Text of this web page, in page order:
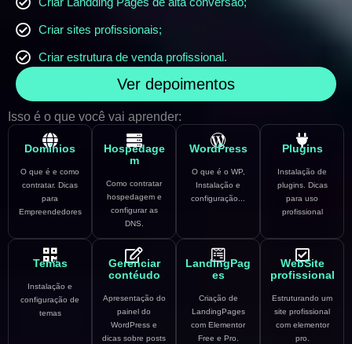
Criar sites profissionais;
Criar estrutura de venda profissional.
Ver depoimentos
Isso é o que você vai aprender:
Domínios
O que é e como
contratar. Dicas
para
Empreendedores
Hospedage
m
Como contratar
hospedagem e
configurar as
DNS.
WordPress
O que é o WP,
Instalação e
configuração...
Plugins
Instalação de
plugins. Dicas
para uso
profissional
Temas
Instalação e
configuração de
temas
Gerenciar
contéudo
Apresentação do
painel do
WordPress e
dicas sobre posts
LandingPag
es
Criação de
LandingPages
com Elementor
Free e Pro.
WebSite
profissional
Estruturando um
site profissional
com elementor
pro.